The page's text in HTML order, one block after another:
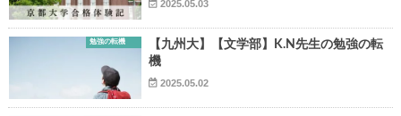
2025.05.03
勉強の転機
【九州大】【文学部】K.N先生の勉強の転
機
2025.05.02